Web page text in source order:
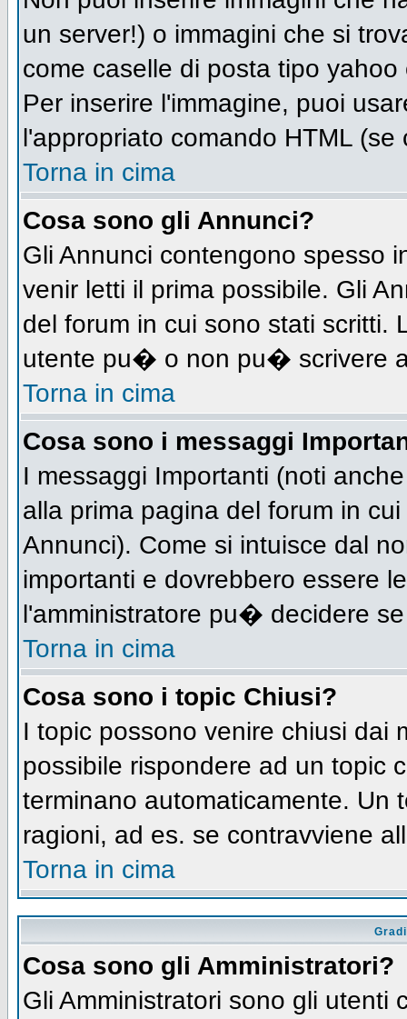
un server!) o immagini che si
come caselle di posta tipo
Per inserire l'immagine, puoi
l'appropriato comando HTML (se
Torna in cima
Cosa sono gli Annunci?
Gli Annunci contengono spesso
venir letti il prima possibile. Gli
del forum in cui sono stati
utente pu� o non pu� scrivere
Torna in cima
Cosa sono i messaggi
I messaggi Importanti (noti
alla prima pagina del forum in
Annunci). Come si intuisce dal
importanti e dovrebbero essere
l'amministratore pu� decidere
Torna in cima
Cosa sono i topic Chiusi?
I topic possono venire chiusi
possibile rispondere ad un topic
terminano automaticamente.
ragioni, ad es. se contravviene
Torna in cima
Cosa sono gli Amministratori?
Gli Amministratori sono gli